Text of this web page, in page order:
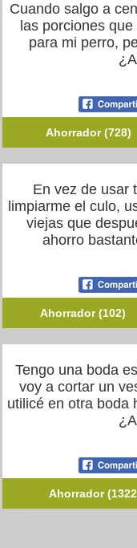
Cuando salgo a
las porciones
para mi perro,
Ahorrador (728)
En vez de usar
limpiarme el culo,
viejas que
ahorro
Ahorrador (102)
Tengo una boda
voy a cortar un
utilicé en otra boda
Ahorrador